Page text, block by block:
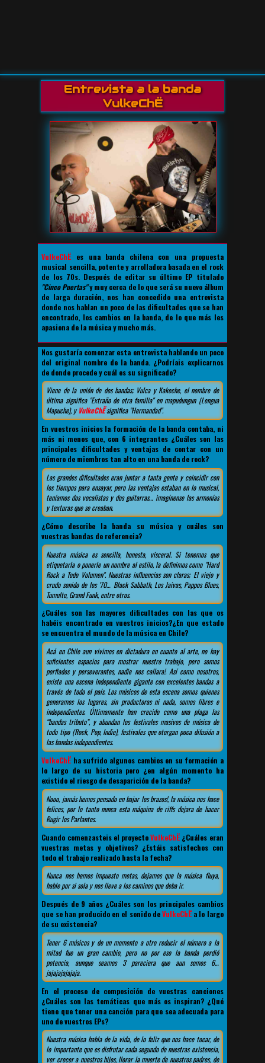
Entrevista a la banda
VulkeChË
VulkeChË es una banda chilena con una propuesta
musical sencilla, potente y arrolladora basada en el rock
de los 70s. Después de editar su último EP titulado
"Cinco Puertas"y muy cerca de lo que será su nuevo álbum
de larga duración, nos han concedido una entrevista
donde nos hablan un poco de las dificultades que se han
encontrado, los cambios en la banda, de lo que más les
apasiona de la música y mucho más.
Nos gustaría comenzar esta entrevista hablando un poco
del original nombre de la banda. ¿Podríais explicarnos
de donde procede y cuál es su significado?
Viene de la unión de dos bandas; Vulca y Kakeche, el nombre de
última significa "Extraño de otra familia" en mapudungun (Lengua
Mapuche), y VulkeChËsignifica "Hermandad".
En vuestros inicios la formación de la banda contaba, ni
más ni menos que, con 6 integrantes ¿Cuáles son las
principales dificultades y ventajas de contar con un
número de miembros tan alto en una banda de rock?
Las grandes dificultades eran juntar a tanta gente y coincidir con
los tiempos para ensayar, pero las ventajas estaban en lo musical,
teníamos dos vocalistas y dos guitarras… imagínense las armonías
y texturas que se creaban.
¿Cómo describe la banda su música y cuáles son
vuestras bandas de referencia?
Nuestra música es sencilla, honesta, visceral. Si tenemos que
etiquetarla o ponerle un nombre al estilo, la definimos como "Hard
Rock a Todo Volumen". Nuestras influencias son claras; El viejo y
crudo sonido de los '70… Black Sabbath, Los Jaivas, Pappos Blues,
Tumulto, Grand Funk, entre otros.
¿Cuáles son las mayores dificultades con las que os
habéis encontrado en vuestros inicios?¿En que estado
se encuentra el mundo de la música en Chile?
Acá en Chile aun vivimos en dictadura en cuanto al arte, no hay
suficientes espacios para mostrar nuestro trabajo, pero somos
porfiados y perseverantes, nadie nos callara!. Así como nosotros,
existe una escena independiente gigante con excelentes bandas a
través de todo el país. Los músicos de esta escena somos quienes
generamos los lugares, sin productoras ni nada, somos libres e
independientes. Últimamente han crecido como una plaga las
“bandas tributo”, y abundan los festivales masivos de música de
todo tipo (Rock, Pop, Indie), festivales que otorgan poca difusión a
las bandas independientes.
VulkeChË ha sufrido algunos cambios en su formación a
lo largo de su historia pero ¿en algún momento ha
existido el riesgo de desaparición de la banda?
Nooo, jamás hemos pensado en bajar los brazos!, la música nos hace
felices, por lo tanto nunca esta máquina de riffs dejara de hacer
Rugir los Parlantes.
Cuando comenzasteis el proyectoVulkeChË ¿Cuáles eran
vuestras metas y objetivos? ¿Estáis satisfechos con
todo el trabajo realizado hasta la fecha?
Nunca nos hemos impuesto metas, dejamos que la música fluya,
hable por si sola y nos lleve a los caminos que deba ir.
Después de 9 años ¿Cuáles son los principales cambios
que se han producido en el sonido deVulkeChË a lo largo
de su existencia?
Tener 6 músicos y de un momento a otro reducir el número a la
mitad fue un gran cambio, pero no por eso la banda perdió
potencia, aunque seamos 3 pareciera que aun somos 6…
jajajajajajaja.
En el proceso de composición de vuestras canciones
¿Cuáles son las temáticas que más os inspiran? ¿Qué
tiene que tener una canción para que sea adecuada para
uno de vuestros EPs?
Nuestra música habla de la vida, de lo feliz que nos hace tocar, de
lo importante que es disfrutar cada segundo de nuestras existencia,
ver crecer a nuestros hijos, llorar la muerte de nuestros padres, de